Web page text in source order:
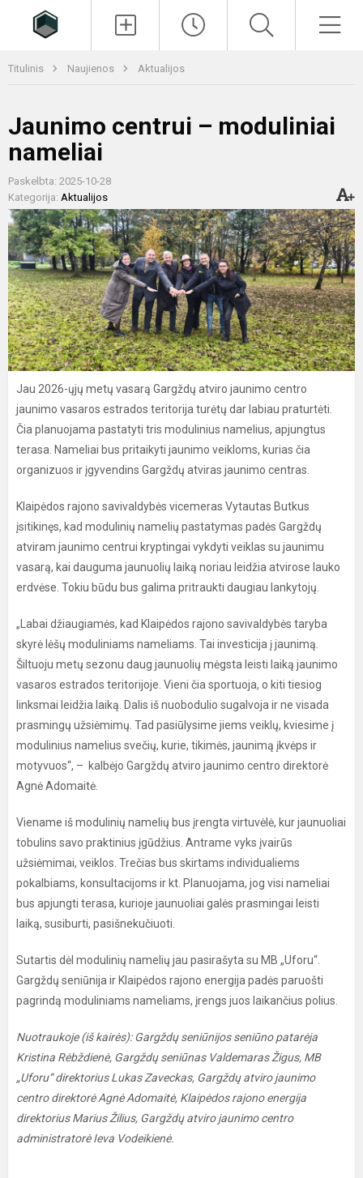
Titulinis Naujienos Aktualijos
Jaunimo centrui – moduliniai
nameliai
Paskelbta: 2025-10-28
Kategorija: Aktualijos
Jau 2026-ųjų metų vasarą Gargždų atviro jaunimo centro
jaunimo vasaros estrados teritorija turėtų dar labiau praturtėti.
Čia planuojama pastatyti tris modulinius namelius, apjungtus
terasa. Nameliai bus pritaikyti jaunimo veikloms, kurias čia
organizuos ir įgyvendins Gargždų atviras jaunimo centras.
Klaipėdos rajono savivaldybės vicemeras Vytautas Butkus
įsitikinęs, kad modulinių namelių pastatymas padės Gargždų
atviram jaunimo centrui kryptingai vykdyti veiklas su jaunimu
vasarą, kai dauguma jaunuolių laiką noriau leidžia atvirose lauko
erdvėse. Tokiu būdu bus galima pritraukti daugiau lankytojų.
„Labai džiaugiamės, kad Klaipėdos rajono savivaldybės taryba
skyrė lėšų moduliniams nameliams. Tai investicija į jaunimą.
Šiltuoju metų sezonu daug jaunuolių mėgsta leisti laiką jaunimo
vasaros estrados teritorijoje. Vieni čia sportuoja, o kiti tiesiog
linksmai leidžia laiką. Dalis iš nuobodulio sugalvoja ir ne visada
prasmingų užsiėmimų. Tad pasiūlysime jiems veiklų, kviesime į
modulinius namelius svečių, kurie, tikimės, jaunimą įkvėps ir
motyvuos“, – kalbėjo Gargždų atviro jaunimo centro direktorė
Agnė Adomaitė.
Viename iš modulinių namelių bus įrengta virtuvėlė, kur jaunuoliai
tobulins savo praktinius įgūdžius. Antrame vyks įvairūs
užsiėmimai, veiklos. Trečias bus skirtams individualiems
pokalbiams, konsultacijoms ir kt. Planuojama, jog visi nameliai
bus apjungti terasa, kurioje jaunuoliai galės prasmingai leisti
laiką, susiburti, pasišnekučiuoti.
Sutartis dėl modulinių namelių jau pasirašyta su MB „Uforu“.
Gargždų seniūnija ir Klaipėdos rajono energija padės paruošti
pagrindą moduliniams nameliams, įrengs juos laikančius polius.
Nuotraukoje (iš kairės): Gargždų seniūnijos seniūno patarėja
Kristina Rėbždienė, Gargždų seniūnas Valdemaras Žigus, MB
„Uforu“ direktorius Lukas Zaveckas, Gargždų atviro jaunimo
centro direktorė Agnė Adomaitė, Klaipėdos rajono energija
direktorius Marius Žilius, Gargždų atviro jaunimo centro
administratorė Ieva Vodeikienė.